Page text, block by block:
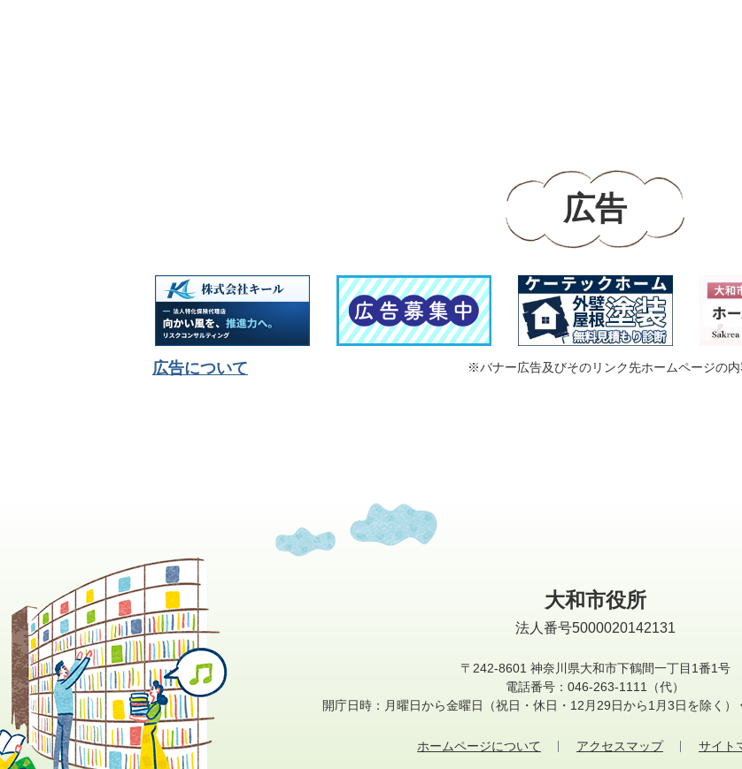
広告
広告について ※バナー広告及びそのリンク先ホームページの
大和市役所
法人番号5000020142131
〒242-8601 神奈川県大和市下鶴間一丁目1番1号
電話番号：046-263-1111（代）
開庁日時：月曜日から金曜日
（祝日・休日・12月29日から1月3日を除く）
ホームページについて アクセスマップ サイト